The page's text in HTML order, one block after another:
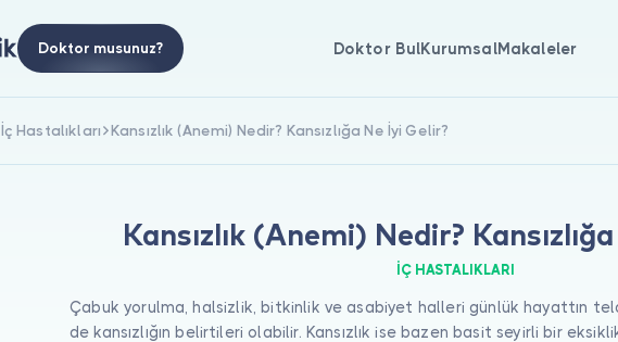
Doktor musunuz? Doktor BulKurumsalMakaleler
İç Hastalıkları Kansızlık (Anemi) Nedir? Kansızlığa Ne İyi Gelir?
Kansızlık (Anemi) Nedir?
İÇ HASTALIKLARI
Çabuk yorulma, halsizlik, bitkinlik ve asabiyet halleri günlük hayattın
de kansızlığın belirtileri olabilir. Kansızlık ise bazen basit seyirli bir